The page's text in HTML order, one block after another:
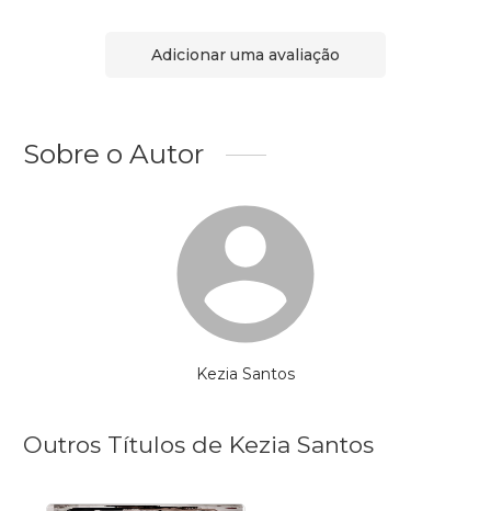
Adicionar uma avaliação
Sobre o Autor
Kezia Santos
Outros Títulos de Kezia Santos